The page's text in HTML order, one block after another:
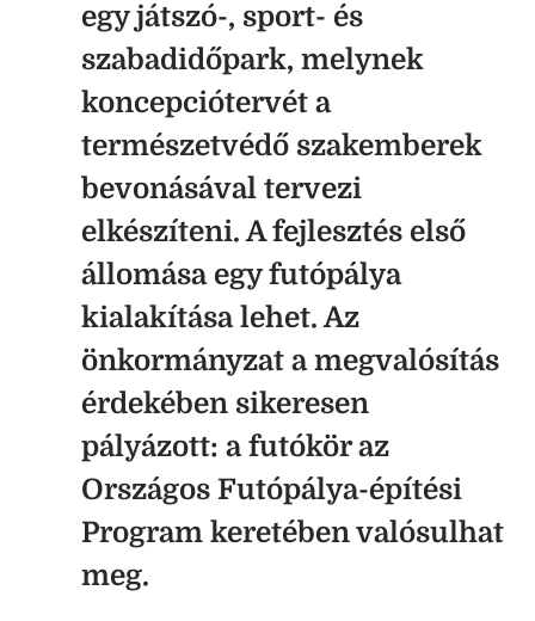
egy játszó-, sport- és
szabadidőpark, melynek
koncepciótervét a
természetvédő szakemberek
bevonásával tervezi
elkészíteni. A fejlesztés első
állomása egy futópálya
kialakítása lehet. Az
önkormányzat a megvalósítás
érdekében sikeresen
pályázott: a futókör az
Országos Futópálya-építési
Program keretében valósulhat
meg.